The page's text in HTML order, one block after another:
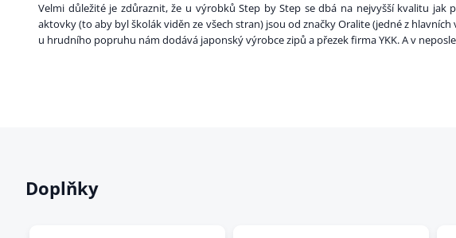
Velmi důležité je zdůraznit, že u výrobků Step by Step se dbá na nejvyšší kvalitu
aktovky (to aby byl školák viděn ze všech stran) jsou od značky Oralite (jedné z
u hrudního popruhu nám dodává japonský výrobce zipů a přezek firma YKK. A v
Doplňky